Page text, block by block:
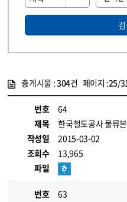
총게시물 :304건 페이지 :25/
번호
64
제목
한국철도공사 물류
작성일
2015-03-02
조회수
13,965
파일
번호
63